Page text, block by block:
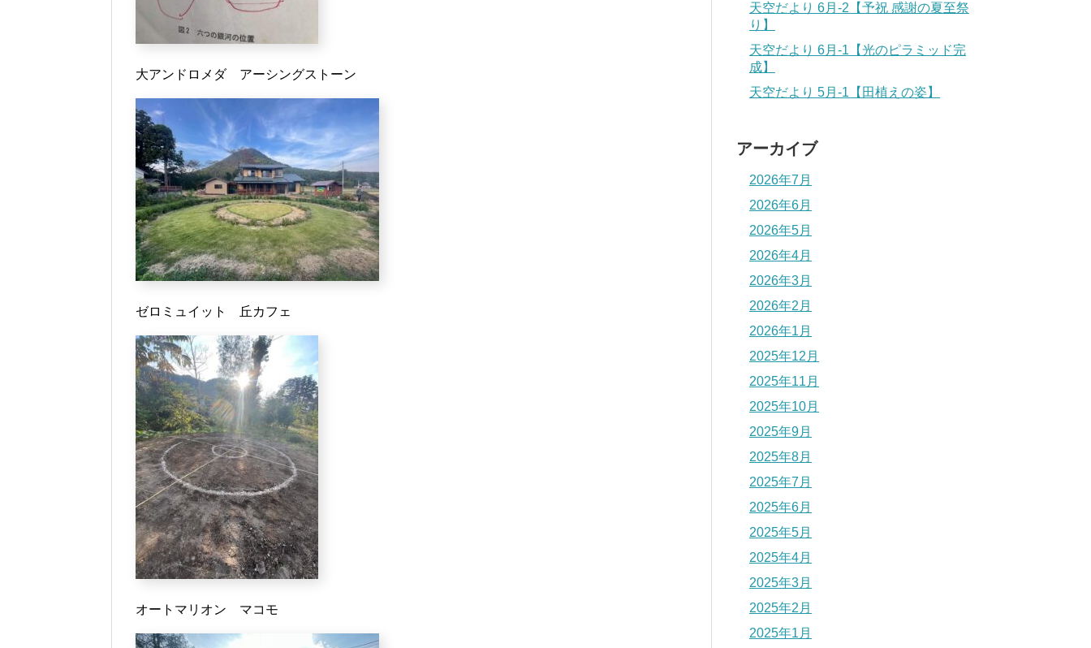
大アンドロメダ アーシングストーン
ゼロミュイット 丘カフェ
オートマリオン マコモ
天空だより 6月-2【予祝 感謝の夏至祭
り】
天空だより 6月-1【光のピラミッド完
成】
天空だより 5月-1【田植えの姿】
アーカイブ
2026年7月
2026年6月
2026年5月
2026年4月
2026年3月
2026年2月
2026年1月
2025年12月
2025年11月
2025年10月
2025年9月
2025年8月
2025年7月
2025年6月
2025年5月
2025年4月
2025年3月
2025年2月
2025年1月